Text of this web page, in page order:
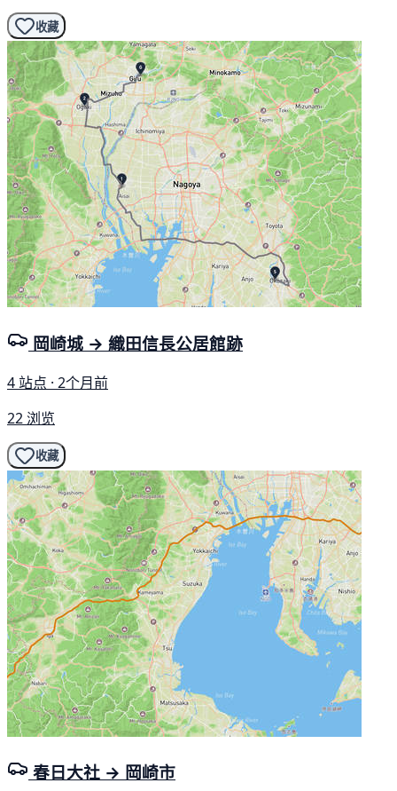
收藏
岡崎城 → 織田信長公居館跡
4 站点 · 2个月前
22 浏览
收藏
春日大社 → 岡崎市